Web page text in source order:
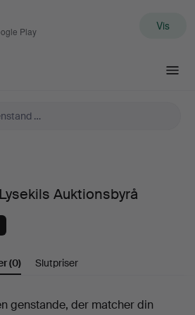
Play Vis
Auktionsbyrå
(0) Slutpriser
genstande, der matcher din